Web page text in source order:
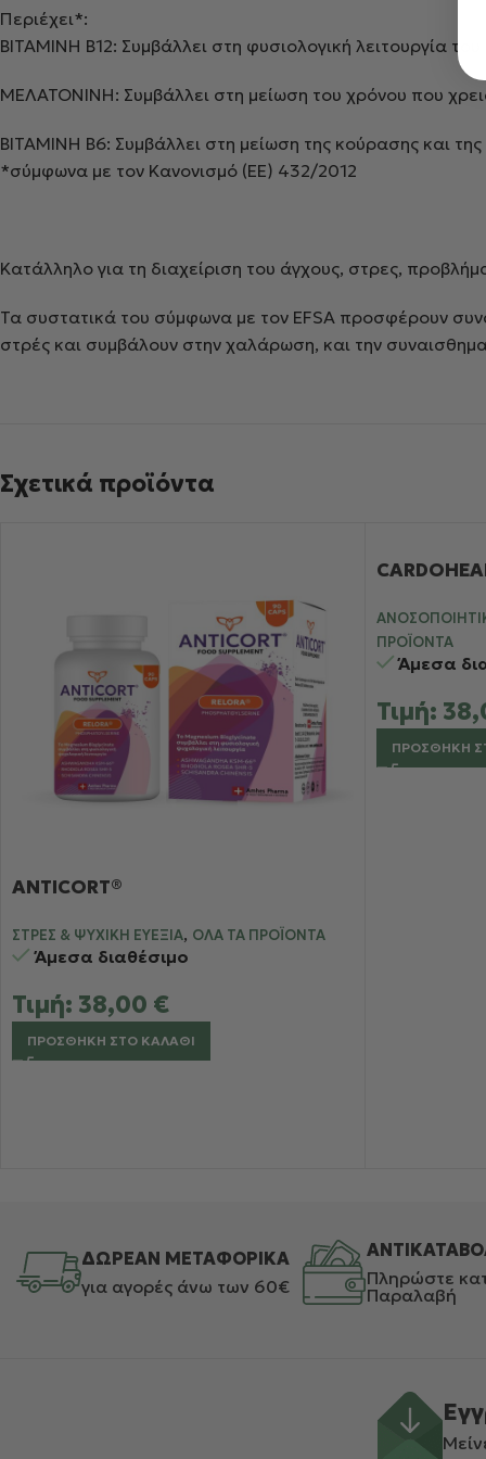
Περιέχει*:
ΒΙΤΑΜΙΝΗ Β12: Συμβάλλει στη φυσιολογική λειτουργία
ΜΕΛΑΤΟΝΙΝΗ: Συμβάλλει στη μείωση του χρόνου που
ΒΙΤΑΜΙΝΗ Β6: Συμβάλλει στη μείωση της κούρασης και
*σύμφωνα με τον Κανονισμό (ΕΕ) 432/2012
Κατάλληλο για τη διαχείριση του άγχους, στρες,
Τα συστατικά του σύμφωνα με τον EFSA προσφέρουν
στρές και συμβάλουν στην χαλάρωση, και την
Σχετικά προϊόντα
ANTICORT®
ΣΤΡΕΣ & ΨΥΧΙΚΉ ΕΥΕΞΊΑ, ΌΛΑ ΤΑ ΠΡΟΪΌΝΤΑ
Άμεσα διαθέσιμο
Τιμή: 38,00 €
ΠΡΟΣΘΉΚΗ ΣΤΟ ΚΑΛΆΘΙ
ΠΡΟΪΌΝΤΑ
Άμεσα
Τιμή:
ΠΡΟΣΘΉΚΗ
ΔΩΡΕΑΝ ΜΕΤΑΦΟΡΙΚΑ
για αγορές άνω των 60€
Πληρώστε
Παραλαβή